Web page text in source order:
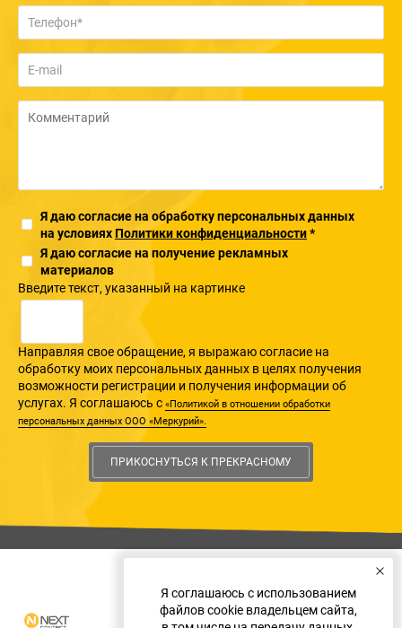
Я даю согласие на обработку персональных данных
на условиях Политики конфиденциальности*
Я даю согласие на получение рекламных
материалов
Введите текcт, указанный на картинке
Направляя свое обращение, я выражаю согласие на
обработку моих персональных данных в целях получения
возможности регистрации и получения информации об
услугах. Я соглашаюсь с «Политикой в отношении обработки
персональных данных ООО «Меркурий».
ПРИКОСНУТЬСЯ К ПРЕКРАСНОМУ
Я соглашаюсь с использованием
файлов cookie владельцем сайта,